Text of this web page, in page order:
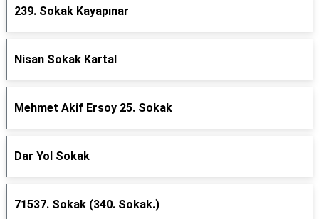
239. Sokak Kayapınar
Nisan Sokak Kartal
Mehmet Akif Ersoy 25. Sokak
Dar Yol Sokak
71537. Sokak (340. Sokak.)